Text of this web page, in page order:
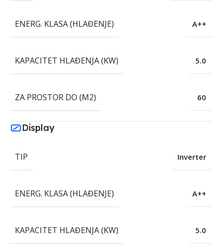
ENERG. KLASA (HLAĐENJE) A++
KAPACITET HLAĐENJA (KW) 5.0
ZA PROSTOR DO (M2) 60
Display
TIP Inverter
ENERG. KLASA (HLAĐENJE) A++
KAPACITET HLAĐENJA (KW) 5.0